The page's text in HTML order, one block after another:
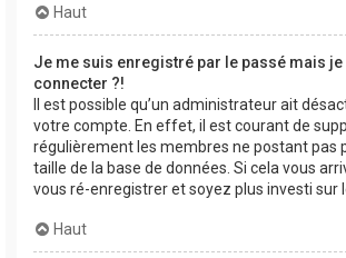
Haut
Je me suis enregistré par le passé mais je
connecter ?!
Il est possible qu’un administrateur ait
votre compte. En effet, il est courant de
régulièrement les membres ne postant pas
taille de la base de données. Si cela vous
vous ré-enregistrer et soyez plus investi sur
Haut